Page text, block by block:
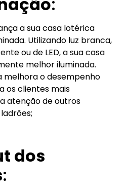
a sua casa lotérica
Utilizando luz branca,
ou de LED, a sua casa
melhor iluminada.
melhora o desempenho
os clientes mais
atenção de outros
dos
: